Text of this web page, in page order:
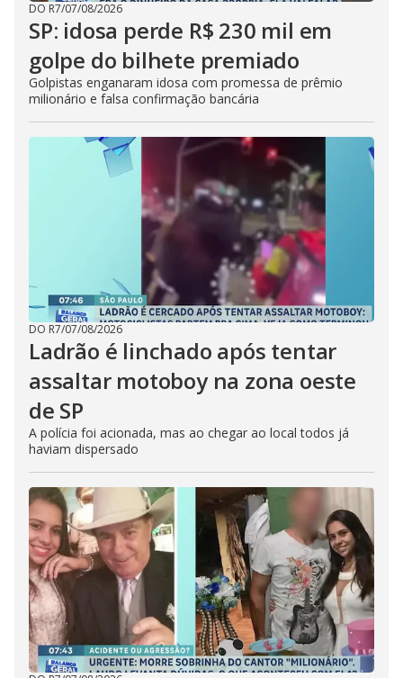
DO R7/07/08/2026
SP: idosa perde R$ 230 mil em
golpe do bilhete premiado
Golpistas enganaram idosa com promessa de prêmio
milionário e falsa confirmação bancária
DO R7/07/08/2026
Ladrão é linchado após tentar
assaltar motoboy na zona oeste
de SP
A polícia foi acionada, mas ao chegar ao local todos já
haviam dispersado